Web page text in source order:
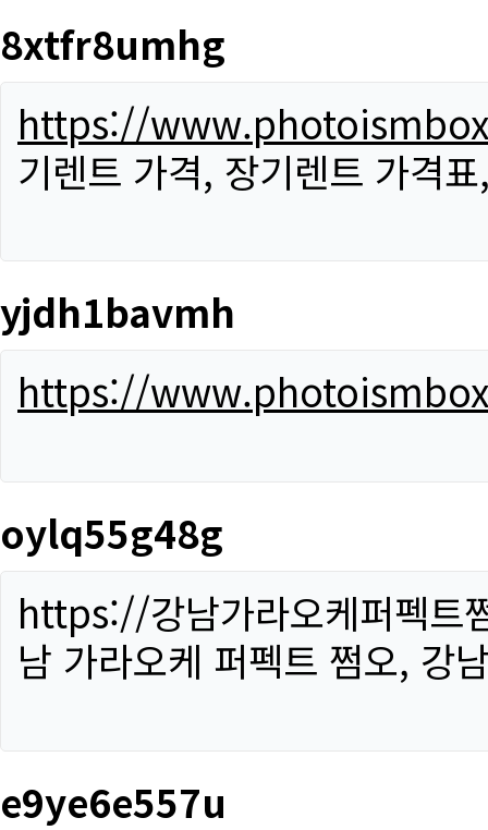
8xtfr8umhg
https://
기렌트 가격, 장기렌트 가격
yjdh1bavmh
https://
oylq55g48g
https://강남가라오케퍼펙트
남 가라오케 퍼펙트 쩜오, 강
e9ye6e557u